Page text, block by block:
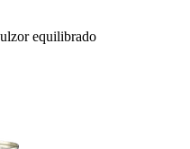
equilibrado